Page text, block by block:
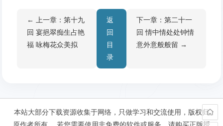
← 上一章：第十九
回 宴挹翠痴生占艳
福 咏梅花众美拟
返
回
目
录
下一章：第二十一
回 情中情处处钟情
意外意般般留 →
本站大部分下载资源收集于网络，只做学习和交流使用，版权归